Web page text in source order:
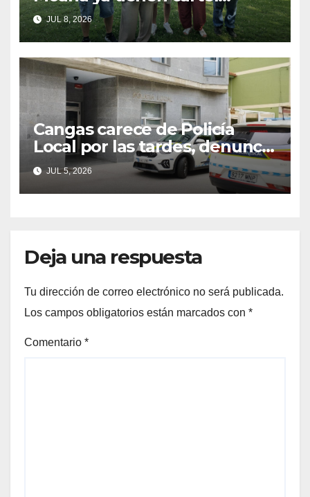
musical y hacen un
llamamiento a la colaboración
vecinal
JUL 8, 2026
Cangas carece de Policía
Local por las tardes, denuncia
el PP
JUL 5, 2026
Deja una respuesta
Tu dirección de correo electrónico no será publicada.
Los campos obligatorios están marcados con *
Comentario *